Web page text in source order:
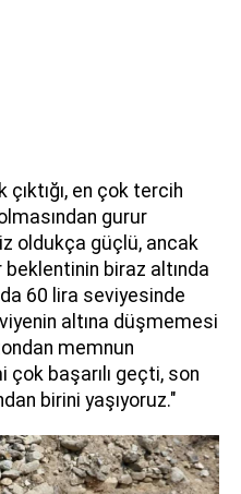
en çok tercih
gurur
oldukça güçlü, ancak
biraz altında
60 lira seviyesinde
altına düşmemesi
memnun
çok başarılı geçti, son
birini yaşıyoruz."